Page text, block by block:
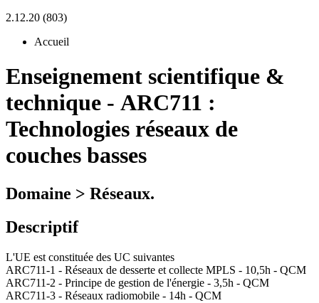
2.12.20 (803)
Accueil
Enseignement scientifique &
technique - ARC711 :
Technologies réseaux de
couches basses
Domaine > Réseaux.
Descriptif
L'UE est constituée des UC suivantes
ARC711-1 - Réseaux de desserte et collecte MPLS - 10,5h - QCM
ARC711-2 - Principe de gestion de l'énergie - 3,5h - QCM
ARC711-3 - Réseaux radiomobile - 14h - QCM